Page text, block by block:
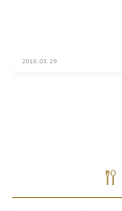
2018.03.29